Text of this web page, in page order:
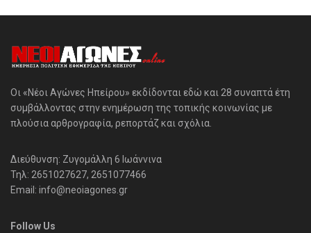
Οι «Νέοι Αγώνες Ηπείρου» εκδίδονται εδώ και 28 συναπτά έτη
συμβάλλοντας στην ενημέρωση της τοπικής κοινωνίας με
πλούσια αρθρογραφία, ρεπορτάζ και σχόλια.
Διεύθυνση: Ζυγομάλλη 6 Ιωάννινα
Τηλ: 2651027627, 2651077466
Email: info@neoiagones.gr
Follow Us